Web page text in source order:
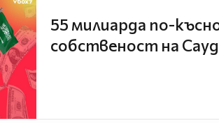
55 милиарда по-
собственост на